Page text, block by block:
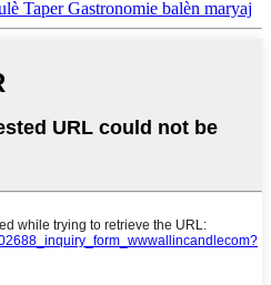
Taper Gastronomie balèn maryaj